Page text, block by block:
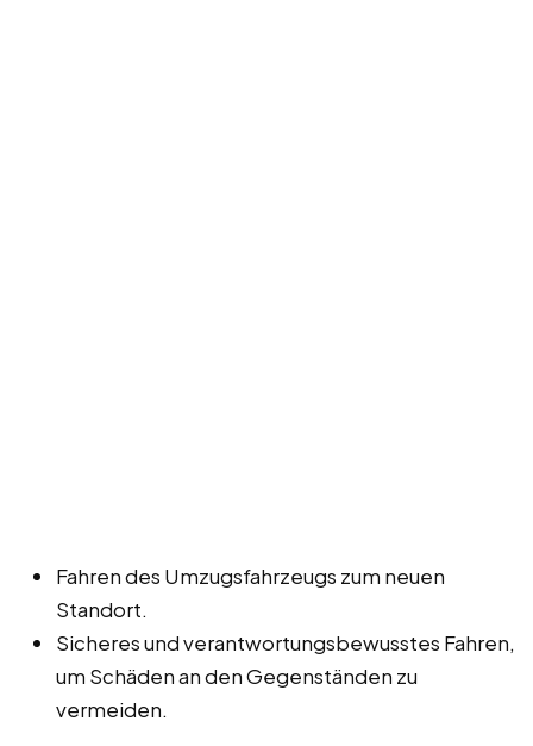
Fahren des Umzugsfahrzeugs zum neuen
Standort.
Sicheres und verantwortungsbewusstes Fahren,
um Schäden an den Gegenständen zu
vermeiden.